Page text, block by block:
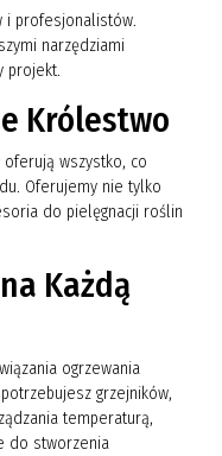
i profesjonalistów.
narzędziami
projekt.
Królestwo
wszystko, co
Oferujemy nie tylko
do pielęgnacji roślin
Każdą
ogrzewania
grzejników,
temperaturą,
do stworzenia